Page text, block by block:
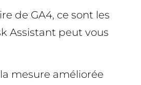
de GA4, ce sont les
Assistant peut vous
mesure améliorée